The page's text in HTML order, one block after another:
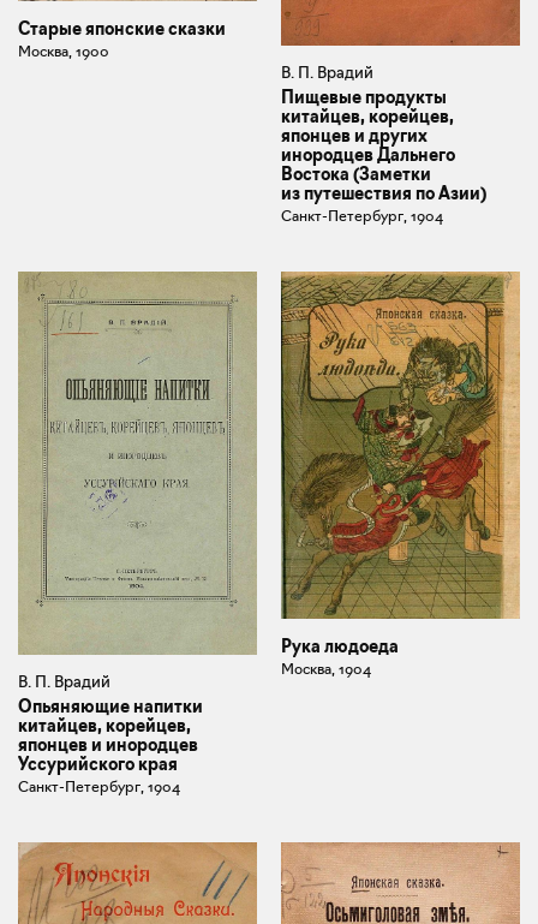
Старые японские сказки
Москва, 1900
В. П. Врадий
Пищевые продукты
китайцев, корейцев,
японцев и других
инородцев Дальнего
Востока (Заметки
из путешествия по Азии)
Санкт-Петербург, 1904
В. П. Врадий
Опьяняющие напитки
китайцев, корейцев,
японцев и инородцев
Уссурийского края
Санкт-Петербург, 1904
Рука людоеда
Москва, 1904